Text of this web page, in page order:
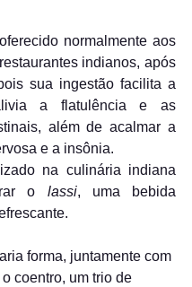
normalmente aos
indianos, após
sua ingestão facilita a
a flatulência e as
além de acalmar a
e a insônia.
na culinária indiana
o lassi, uma bebida
forma, juntamente com
coentro, um trio de